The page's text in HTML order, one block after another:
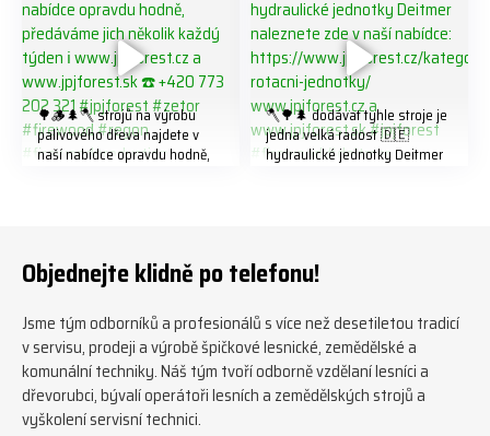
🌳🪵🌲🪓 strojů na výrobu
palivového dřeva najdete v
naší nabídce opravdu hodně,
#firewoodproduction
🪓🌳🌲 dodávat tyhle stroje je
jedna velká radost 🇩🇪
hydraulické jednotky Deitmer
#firewood #deitmer
Objednejte klidně po telefonu!
Jsme tým odborníků a profesionálů s více než desetiletou tradicí
v servisu, prodeji a výrobě špičkové lesnické, zemědělské a
komunální techniky. Náš tým tvoří odborně vzdělaní lesníci a
dřevorubci, bývalí operátoři lesních a zemědělských strojů a
vyškolení servisní technici.